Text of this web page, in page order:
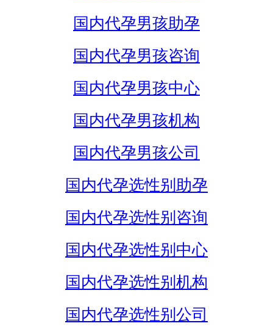
国内代孕男孩助孕
国内代孕男孩咨询
国内代孕男孩中心
国内代孕男孩机构
国内代孕男孩公司
国内代孕选性别助孕
国内代孕选性别咨询
国内代孕选性别中心
国内代孕选性别机构
国内代孕选性别公司